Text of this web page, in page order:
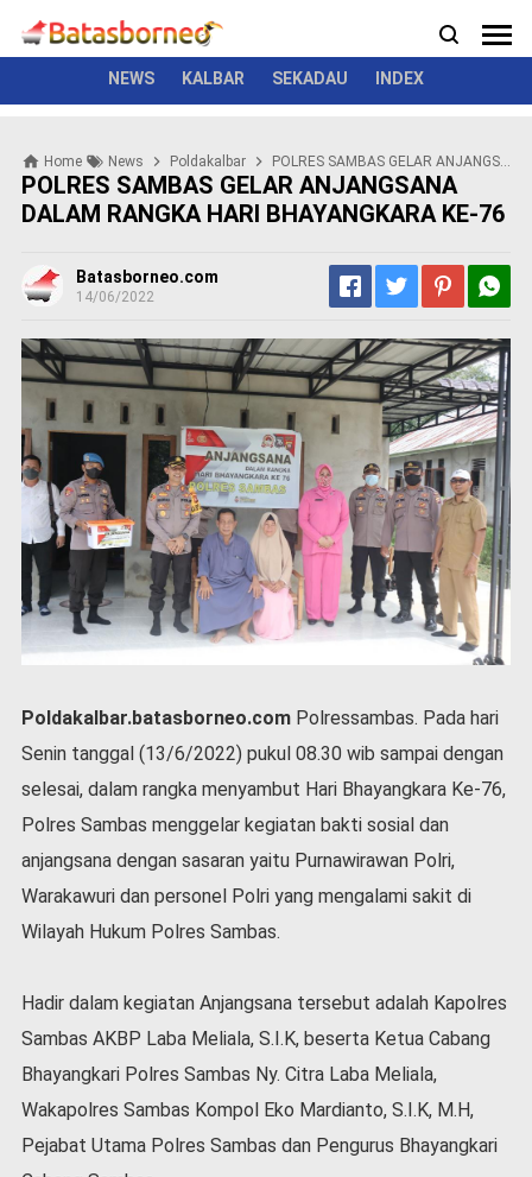
N
e
s
o
l
i
k
r
i
m
n
a
l
P
m
e
r
t
h
S
e
r
e
m
o
a
l
a
h
r
NEWS KALBAR SEKADAU INDEX
News Kriminal Seremonial
Home News Poldakalbar POLRES SAMBAS GELAR ANJANGSANA DALAM RANGKA HARI BHAYANGKARA KE-76
POLRES SAMBAS GELAR ANJANGSANA
DALAM RANGKA HARI BHAYANGKARA KE-76
Batasborneo.com
14/06/2022
Poldakalbar.batasborneo.comPolressambas. Pada hari
Senin tanggal (13/6/2022) pukul 08.30 wib sampai dengan
selesai, dalam rangka menyambut Hari Bhayangkara Ke-76,
Polres Sambas menggelar kegiatan bakti sosial dan
anjangsana dengan sasaran yaitu Purnawirawan Polri,
Warakawuri dan personel Polri yang mengalami sakit di
Wilayah Hukum Polres Sambas.
Hadir dalam kegiatan Anjangsana tersebut adalah Kapolres
Sambas AKBP Laba Meliala, S.I.K, beserta Ketua Cabang
Bhayangkari Polres Sambas Ny. Citra Laba Meliala,
Wakapolres Sambas Kompol Eko Mardianto, S.I.K, M.H,
Pejabat Utama Polres Sambas dan Pengurus Bhayangkari